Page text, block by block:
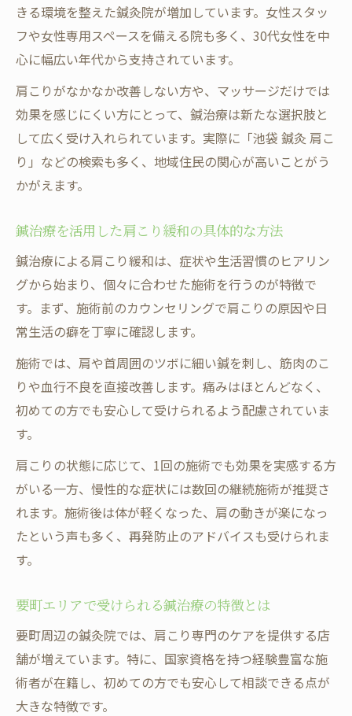
きる環境を整えた鍼灸院が増加しています。女性スタッ
フや女性専用スペースを備える院も多く、30代女性を中
心に幅広い年代から支持されています。
肩こりがなかなか改善しない方や、マッサージだけでは
効果を感じにくい方にとって、鍼治療は新たな選択肢と
して広く受け入れられています。実際に「池袋 鍼灸 肩こ
り」などの検索も多く、地域住民の関心が高いことがう
かがえます。
鍼治療を活用した肩こり緩和の具体的な方法
鍼治療による肩こり緩和は、症状や生活習慣のヒアリン
グから始まり、個々に合わせた施術を行うのが特徴で
す。まず、施術前のカウンセリングで肩こりの原因や日
常生活の癖を丁寧に確認します。
施術では、肩や首周囲のツボに細い鍼を刺し、筋肉のこ
りや血行不良を直接改善します。痛みはほとんどなく、
初めての方でも安心して受けられるよう配慮されていま
す。
肩こりの状態に応じて、1回の施術でも効果を実感する方
がいる一方、慢性的な症状には数回の継続施術が推奨さ
れます。施術後は体が軽くなった、肩の動きが楽になっ
たという声も多く、再発防止のアドバイスも受けられま
す。
要町エリアで受けられる鍼治療の特徴とは
要町周辺の鍼灸院では、肩こり専門のケアを提供する店
舗が増えています。特に、国家資格を持つ経験豊富な施
術者が在籍し、初めての方でも安心して相談できる点が
大きな特徴です。